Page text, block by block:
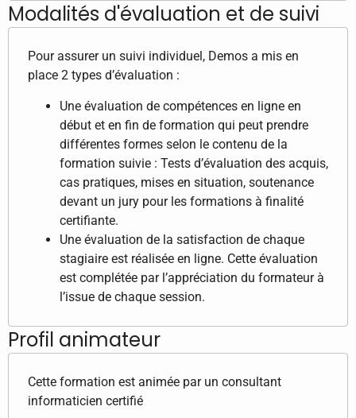
Modalités d'évaluation et de suivi
Pour assurer un suivi individuel, Demos a mis en
place 2 types d’évaluation :
Une évaluation de compétences en ligne en
début et en fin de formation qui peut prendre
différentes formes selon le contenu de la
formation suivie : Tests d’évaluation des acquis,
cas pratiques, mises en situation, soutenance
devant un jury pour les formations à finalité
certifiante.
Une évaluation de la satisfaction de chaque
stagiaire est réalisée en ligne. Cette évaluation
est complétée par l’appréciation du formateur à
l’issue de chaque session.
Profil animateur
Cette formation est animée par un consultant
informaticien certifié